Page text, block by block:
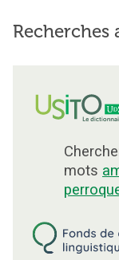
Recherches
mots